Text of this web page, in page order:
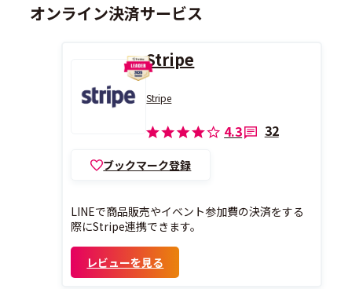
オンライン決済サービス
Stripe
Stripe
4.3 32
ブックマーク登録
LINEで商品販売やイベント参加費の決済をする
際にStripe連携できます。
レビューを見る